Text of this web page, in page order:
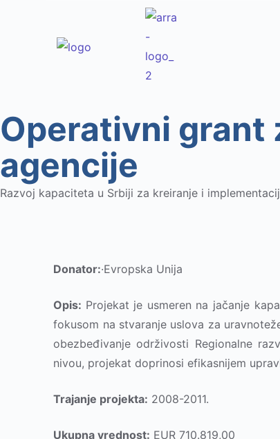
Operativni grant
agencije
Razvoj kapaciteta u Srbiji za kreiranje i
Donator:·Evropska Unija
Opis: Projekat je usmeren na jačanje
fokusom na stvaranje uslova za
obezbeđivanje održivosti Regionalne
nivou, projekat doprinosi efikasnijem
Trajanje projekta: 2008-2011.
Ukupna vrednost: EUR 710.819,00